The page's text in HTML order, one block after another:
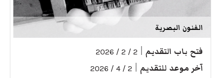
الفنون البصرية
فتح باب التقديم 2 / 2 / 2026
آخر موعد للتقديم 2 / 4 / 2026